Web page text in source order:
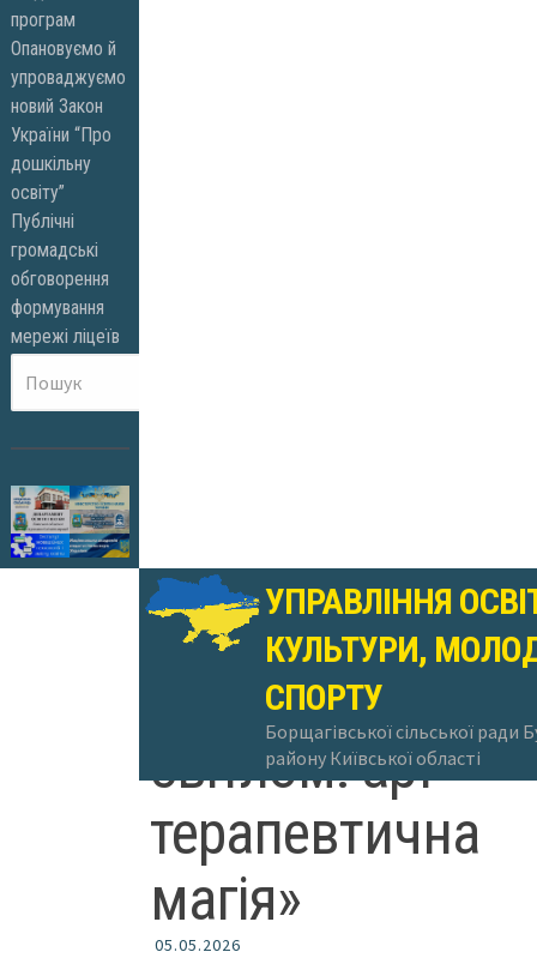
програм
Опановуємо й
упроваджуємо
новий Закон
України “Про
дошкільну
освіту”
Публічні
громадські
обговорення
формування
мережі ліцеїв
УПРАВЛІННЯ
КУЛЬТУРИ,
СПОРТУ
Борщагівської сільської ради
району Київської області
«Наповнення
світлом: арт-
терапевтична
магія»
05.05.2026